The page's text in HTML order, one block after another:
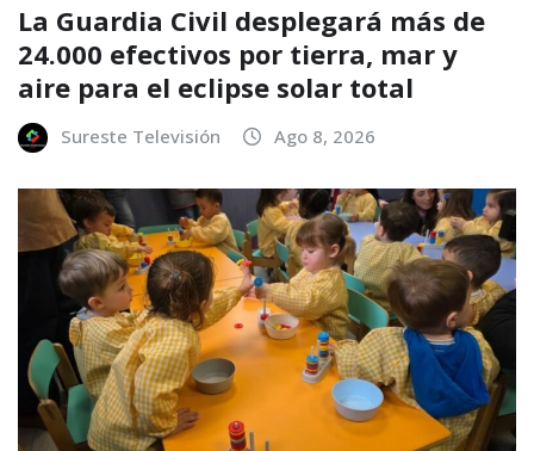
La Guardia Civil desplegará más de
24.000 efectivos por tierra, mar y
aire para el eclipse solar total
Sureste Televisión Ago 8, 2026